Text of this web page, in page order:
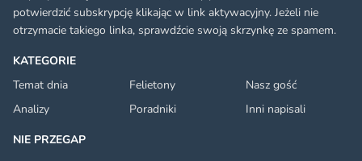
KATEGORIE
Temat dnia
Felietony
Nasz gość
Analizy
Poradniki
Inni napisali
NIE PRZEGAP
potwierdzić subskrypcję klikając w link aktywacyjny. Jeżeli nie
otrzymacie takiego linka, sprawdźcie swoją skrzynkę ze spamem.